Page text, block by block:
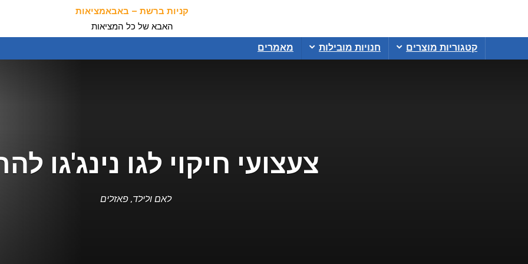
קניות ברשת – באבאמציאות
האבא של כל המציאות
קטגוריות מוצרים חנויות מובילות מאמרים
צעצועי חיקוי לגו נינג'גו
לאם ולילד,פאזלים